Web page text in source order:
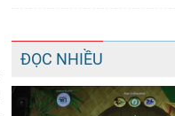
ĐỌC NHIỀU